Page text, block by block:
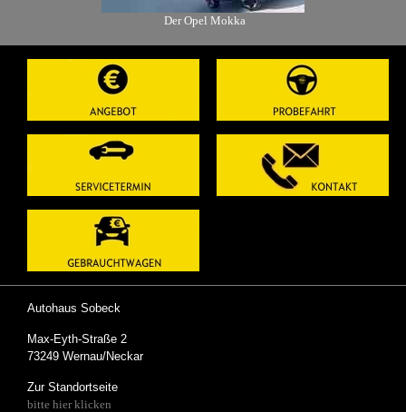
Der Opel Mokka
Autohaus Sobeck
Max-Eyth-Straße 2
73249 Wernau/Neckar
Zur Standortseite
bitte hier klicken